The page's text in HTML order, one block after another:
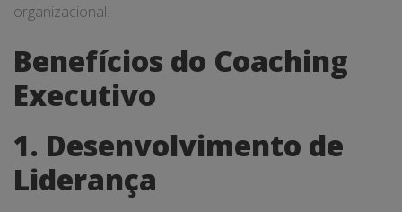
organizacional.
Benefícios do Coaching
Executivo
1. Desenvolvimento de
Liderança